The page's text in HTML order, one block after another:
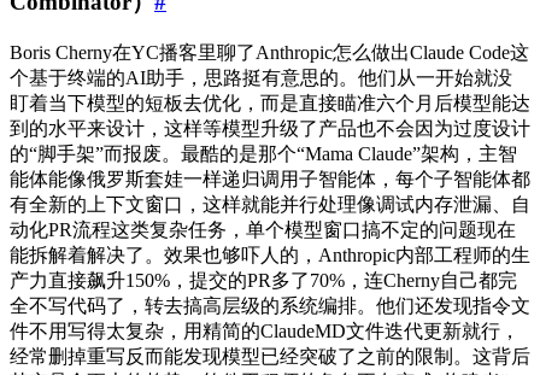
Boris Cherny在YC播客里聊了Anthropic怎么做出Claude Code这
个基于终端的AI助手，思路挺有意思的。他们从一开始就没
盯着当下模型的短板去优化，而是直接瞄准六个月后模型能达
到的水平来设计，这样等模型升级了产品也不会因为过度设计
的“脚手架”而报废。最酷的是那个“Mama Claude”架构，主智
能体能像俄罗斯套娃一样递归调用子智能体，每个子智能体都
有全新的上下文窗口，这样就能并行处理像调试内存泄漏、自
动化PR流程这类复杂任务，单个模型窗口搞不定的问题现在
能拆解着解决了。效果也够吓人的，Anthropic内部工程师的生
产力直接飙升150%，提交的PR多了70%，连Cherny自己都完
全不写代码了，转去搞高层级的系统编排。他们还发现指令文
件不用写得太复杂，用精简的ClaudeMD文件迭代更新就行，
经常删掉重写反而能发现模型已经突破了之前的限制。这背后